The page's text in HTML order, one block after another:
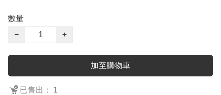
數量
−
+
加至購物車
已售出： 1